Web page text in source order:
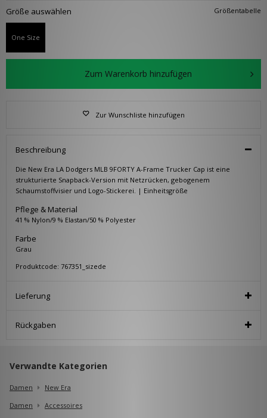
Größentabelle
Größe auswählen
One Size
Zum Warenkorb hinzufügen
Zur Wunschliste hinzufügen
Beschreibung
Die New Era LA Dodgers MLB 9FORTY A-Frame Trucker Cap ist eine
strukturierte Snapback-Version mit Netzrücken, gebogenem
Schaumstoffvisier und Logo-Stickerei. | Einheitsgröße
Pflege & Material
41 % Nylon/9 % Elastan/50 % Polyester
Farbe
Grau
Produktcode: 767351_sizede
Lieferung
Rückgaben
Verwandte Kategorien
Damen
New Era
Damen
Accessoires